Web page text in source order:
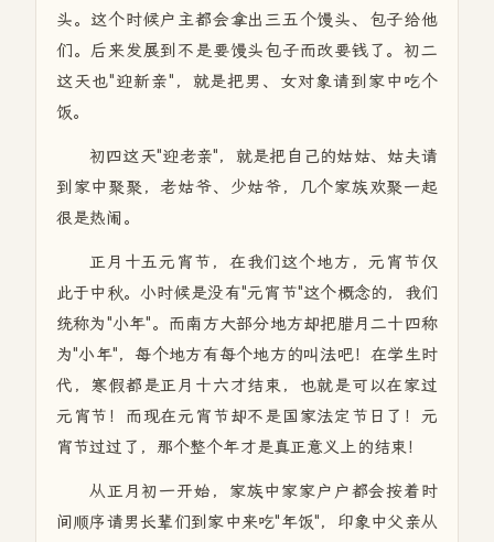
头。这个时候户主都会拿出三五个馒头、包子给他
们。后来发展到不是要馒头包子而改要钱了。初二
这天也"迎新亲"，就是把男、女对象请到家中吃个
饭。
初四这天"迎老亲"，就是把自己的姑姑、姑夫请
到家中聚聚，老姑爷、少姑爷，几个家族欢聚一起
很是热闹。
正月十五元宵节，在我们这个地方，元宵节仅
此于中秋。小时候是没有"元宵节"这个概念的，我们
统称为"小年"。而南方大部分地方却把腊月二十四称
为"小年"，每个地方有每个地方的叫法吧！在学生时
代，寒假都是正月十六才结束，也就是可以在家过
元宵节！而现在元宵节却不是国家法定节日了！元
宵节过过了，那个整个年才是真正意义上的结束！
从正月初一开始，家族中家家户户都会按着时
间顺序请男长辈们到家中来吃"年饭"，印象中父亲从